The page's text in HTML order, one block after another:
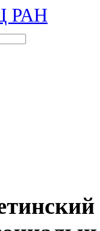
РАН